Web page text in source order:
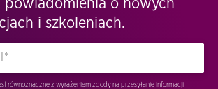
o nowych
i szkoleniach.
równoznaczne z wyrażeniem zgody na przesyłanie informacji